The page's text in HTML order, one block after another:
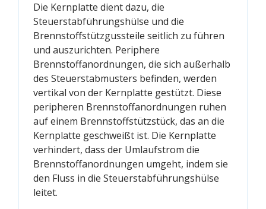
Die Kernplatte dient dazu, die
Steuerstabführungshülse und die
Brennstoffstützgussteile seitlich zu führen
und auszurichten. Periphere
Brennstoffanordnungen, die sich außerhalb
des Steuerstabmusters befinden, werden
vertikal von der Kernplatte gestützt. Diese
peripheren Brennstoffanordnungen ruhen
auf einem Brennstoffstützstück, das an die
Kernplatte geschweißt ist. Die Kernplatte
verhindert, dass der Umlaufstrom die
Brennstoffanordnungen umgeht, indem sie
den Fluss in die Steuerstabführungshülse
leitet.